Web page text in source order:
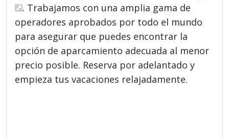
. Trabajamos con una amplia gama de
operadores aprobados por todo el mundo
para asegurar que puedes encontrar la
opción de aparcamiento adecuada al menor
precio posible. Reserva por adelantado y
empieza tus vacaciones relajadamente.